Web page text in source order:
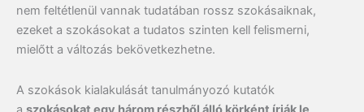
nem feltétlenül vannak tudatában rossz szokásaiknak,
ezeket a szokásokat a tudatos szinten kell felismerni,
mielőtt a változás bekövetkezhetne.
A szokások kialakulását tanulmányozó kutatók